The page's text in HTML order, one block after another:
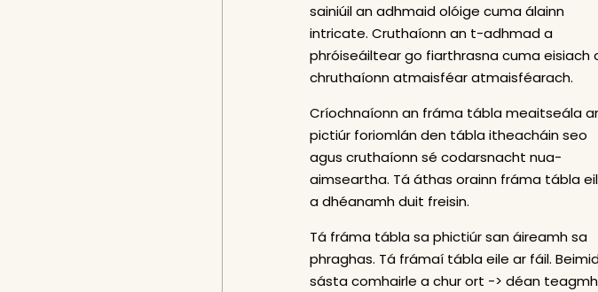
sainiúil an adhmaid olóige cuma álainn
intricate. Cruthaíonn an t-adhmad a
phróiseáiltear go fiarthrasna cuma eisiach
chruthaíonn atmaisféar atmaisféarach.
Críochnaíonn an fráma tábla meaitseála
pictiúr foriomlán den tábla itheacháin seo
agus cruthaíonn sé codarsnacht nua-
aimseartha. Tá áthas orainn fráma tábla
a dhéanamh duit freisin.
Tá fráma tábla sa phictiúr san áireamh sa
phraghas. Tá frámaí tábla eile ar fáil.
sásta comhairle a chur ort -> déan